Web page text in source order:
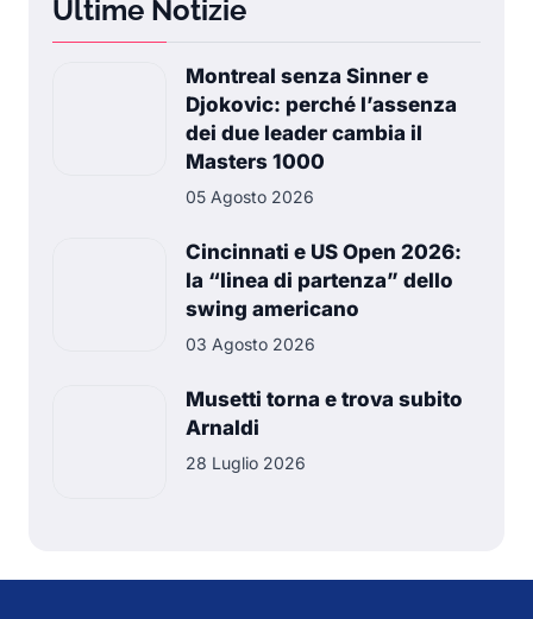
Ultime Notizie
Montreal senza Sinner e
Djokovic: perché l’assenza
dei due leader cambia il
Masters 1000
05 Agosto 2026
Cincinnati e US Open 2026:
la “linea di partenza” dello
swing americano
03 Agosto 2026
Musetti torna e trova subito
Arnaldi
28 Luglio 2026